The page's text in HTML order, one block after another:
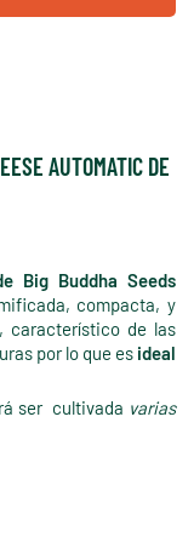
AUTOMATIC DE
Big Buddha Seeds
compacta, y
característico de las
por lo que es ideal
ser cultivada varias